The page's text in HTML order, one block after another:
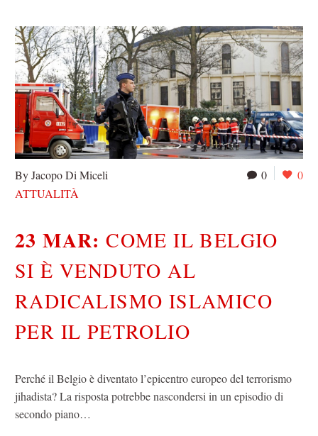
0 0
By Jacopo Di Miceli
ATTUALITÀ
23 MAR:COME IL BELGIO
SI È VENDUTO AL
RADICALISMO ISLAMICO
PER IL PETROLIO
Perché il Belgio è diventato l’epicentro europeo del terrorismo
jihadista? La risposta potrebbe nascondersi in un episodio di
secondo piano…